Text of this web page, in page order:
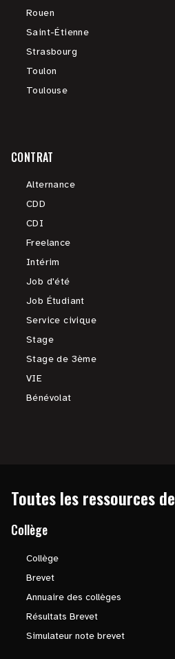
Rouen
Saint-Étienne
Strasbourg
Toulon
Toulouse
CONTRAT
Alternance
CDD
CDI
Freelance
Intérim
Job d'été
Job Étudiant
Service civique
Stage
Stage de 3ème
VIE
Bénévolat
Toutes les ressources de
Collège
Collège
Brevet
Annuaire des collèges
Résultats Brevet
Simulateur note brevet